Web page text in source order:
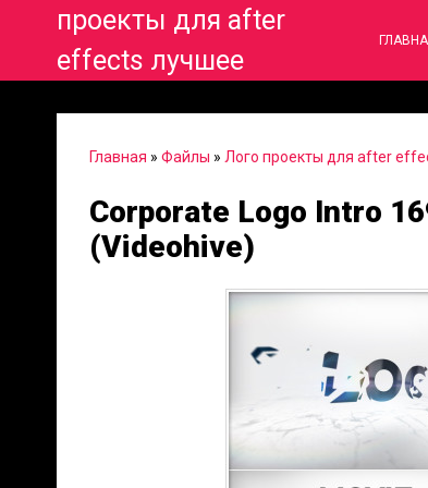
проекты для after
effects лучшее
Главная » Файлы » Лого проекты для after
Corporate Logo Intro
(Videohive)